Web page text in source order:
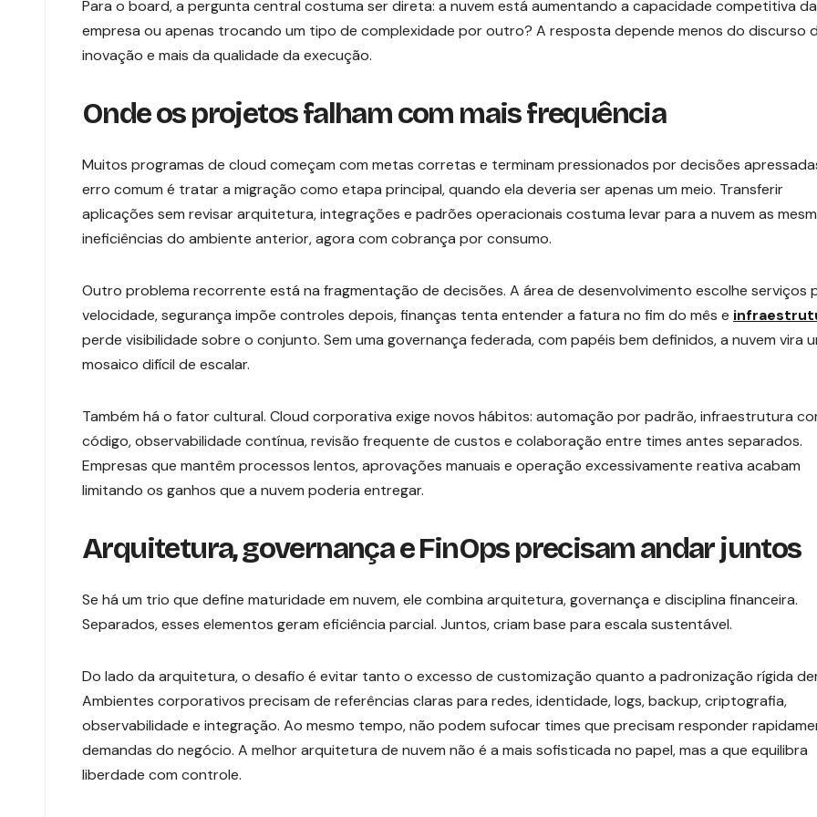
Para o board, a pergunta central costuma ser direta: a nuvem está aumentando a capacidade competitiva da
empresa ou apenas trocando um tipo de complexidade por outro? A resposta depende menos do discurso
inovação e mais da qualidade da execução.
Onde os projetos falham com mais frequência
Muitos programas de cloud começam com metas corretas e terminam pressionados por decisões
erro comum é tratar a migração como etapa principal, quando ela deveria ser apenas um meio. Transferir
aplicações sem revisar arquitetura, integrações e padrões operacionais costuma levar para a nuvem as
ineficiências do ambiente anterior, agora com cobrança por consumo.
Outro problema recorrente está na fragmentação de decisões. A área de desenvolvimento escolhe serviços
velocidade, segurança impõe controles depois, finanças tenta entender a fatura no fim do mês e
perde visibilidade sobre o conjunto. Sem uma governança federada, com papéis bem definidos, a nuvem vira
mosaico difícil de escalar.
Também há o fator cultural. Cloud corporativa exige novos hábitos: automação por padrão, infraestrutura
código, observabilidade contínua, revisão frequente de custos e colaboração entre times antes separados.
Empresas que mantêm processos lentos, aprovações manuais e operação excessivamente reativa acabam
limitando os ganhos que a nuvem poderia entregar.
Arquitetura, governança e FinOps precisam andar juntos
Se há um trio que define maturidade em nuvem, ele combina arquitetura, governança e disciplina financeira.
Separados, esses elementos geram eficiência parcial. Juntos, criam base para escala sustentável.
Do lado da arquitetura, o desafio é evitar tanto o excesso de customização quanto a padronização rígida
Ambientes corporativos precisam de referências claras para redes, identidade, logs, backup, criptografia,
observabilidade e integração. Ao mesmo tempo, não podem sufocar times que precisam responder
demandas do negócio. A melhor arquitetura de nuvem não é a mais sofisticada no papel, mas a que equilibra
liberdade com controle.